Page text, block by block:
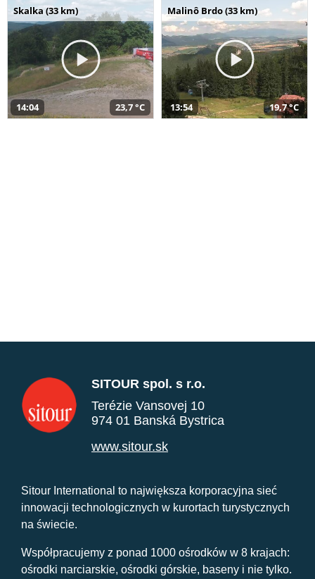
Skalka (33 km)
14:04 23,7 °C
Malinô Brdo (33 km)
13:54 19,7 °C
SITOUR spol. s r.o.
Terézie Vansovej 10
974 01 Banská Bystrica
www.sitour.sk
Sitour International to największa korporacyjna sieć
innowacji technologicznych w kurortach turystycznych
na świecie.
Współpracujemy z ponad 1000 ośrodków w 8 krajach:
ośrodki narciarskie, ośrodki górskie, baseny i nie tylko.